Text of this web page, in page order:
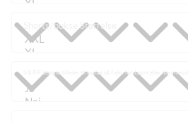
Shorts/bukse Størrelse
Må RIF benytte billeder til opslag på f.eks. holdsport eller hjemmeside